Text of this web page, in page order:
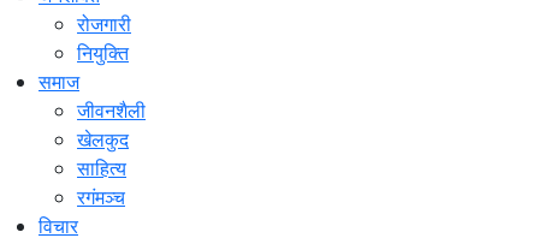
रोजगारी
नियुक्ति
समाज
जीवनशैली
खेलकुद
साहित्य
रगंमञ्च
विचार